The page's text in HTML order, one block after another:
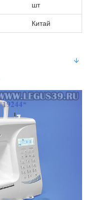
шт
Китай